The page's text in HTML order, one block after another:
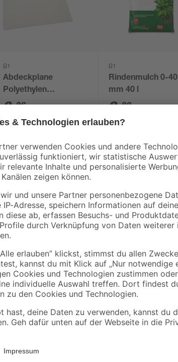
B1
Abdeckplane
Polyethylen
transparent 4 x 5 m
0,06
1,29 € / Pack
B1
Rindenmulch 0-40
mm 40 l
3,99
0,10 € / Liter